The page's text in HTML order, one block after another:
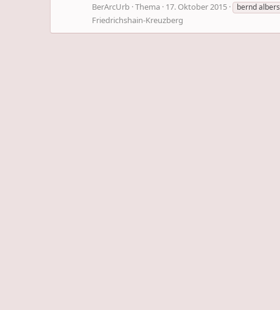
BerArcUrb Thema 17. Oktober 2015 bernd albers
Friedrichshain-Kreuzberg